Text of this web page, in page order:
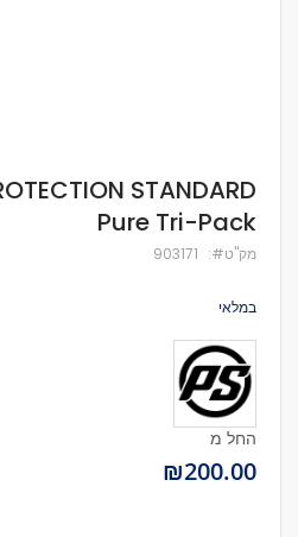
לדלג
להתחלה
של
תמונות
STANDARD
Pure Tri-Pack
מק''ט 903171
במלאי
החל מ
₪200.00